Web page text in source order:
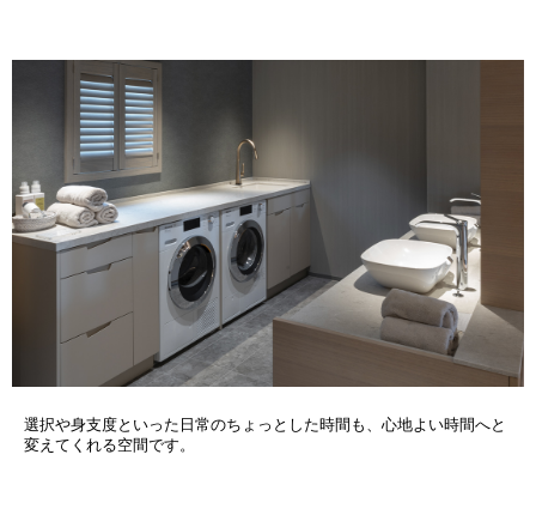
選択や身支度といった日常のちょっとした時間も、心地よい時間へと
変えてくれる空間です。